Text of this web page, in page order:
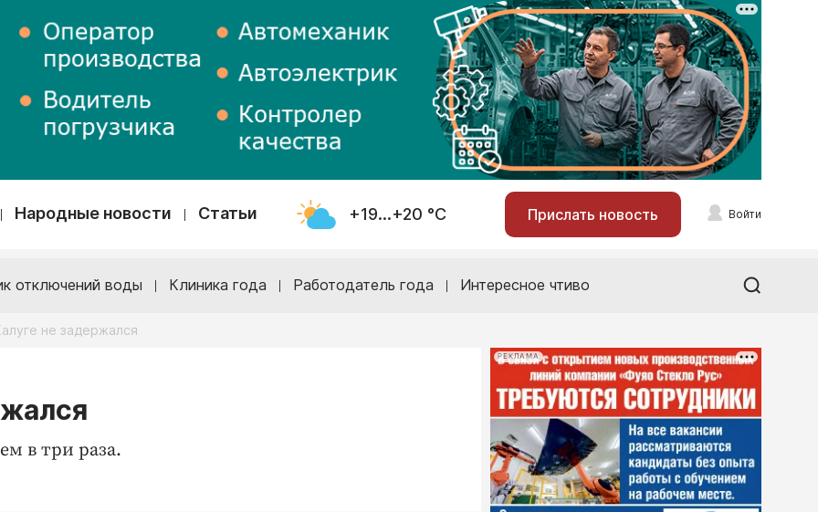
Народные новости Статьи +19...+20 °С Прислать новость Войти
отключений воды Клиника года Работодатель года Интересное чтиво
не задержался
в три раза.
РЕКЛАМА